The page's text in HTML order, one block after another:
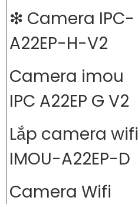
❇ Camera IPC-
A22EP-H-V2
Camera imou
IPC A22EP G V2
Lắp camera wifi
IMOU-A22EP-D
Camera Wifi